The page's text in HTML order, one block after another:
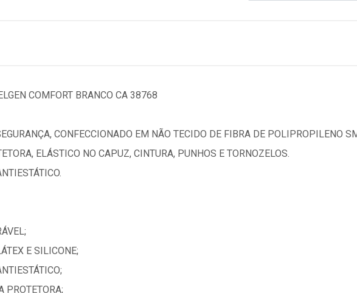
COMFORT BRANCO CA 38768
CONFECCIONADO EM NÃO TECIDO DE FIBRA DE POLIPROPILENO
ELÁSTICO NO CAPUZ, CINTURA, PUNHOS E TORNOZELOS.
E SILICONE;
PROTETORA;